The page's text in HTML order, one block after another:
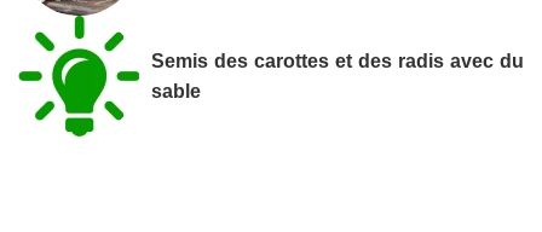
Semis des carottes et des radis avec du
sable